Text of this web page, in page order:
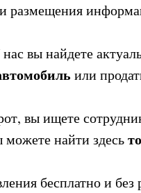
вы найдете
или
вы ищете
найти здесь
бесплатно и